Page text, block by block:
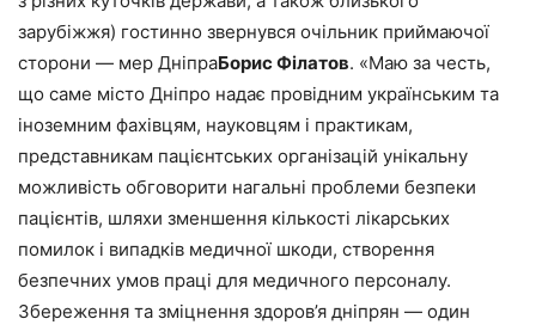
зарубіжжя) гостинно звернувся очільник приймаючої
сторони — мер ДніпраБорис Філатов. «Маю за честь,
що саме місто Дніпро надає провідним українським та
іноземним фахівцям, науковцям і практикам,
представникам пацієнтських організацій унікальну
можливість обговорити нагальні проблеми безпеки
пацієнтів, шляхи зменшення кількості лікарських
помилок і випадків медичної шкоди, створення
безпечних умов праці для медичного персоналу.
Збереження та зміцнення здоров’я дніпрян — один